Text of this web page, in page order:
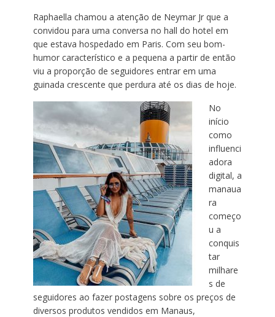
Raphaella chamou a atenção de Neymar Jr que a
convidou para uma conversa no hall do hotel em
que estava hospedado em Paris. Com seu bom-
humor característico e a pequena a partir de então
viu a proporção de seguidores entrar em uma
guinada crescente que perdura até os dias de hoje.
No
início
como
influenci
adora
digital, a
manaua
ra
começo
u a
conquis
tar
milhare
s de
seguidores ao fazer postagens sobre os preços de
diversos produtos vendidos em Manaus,